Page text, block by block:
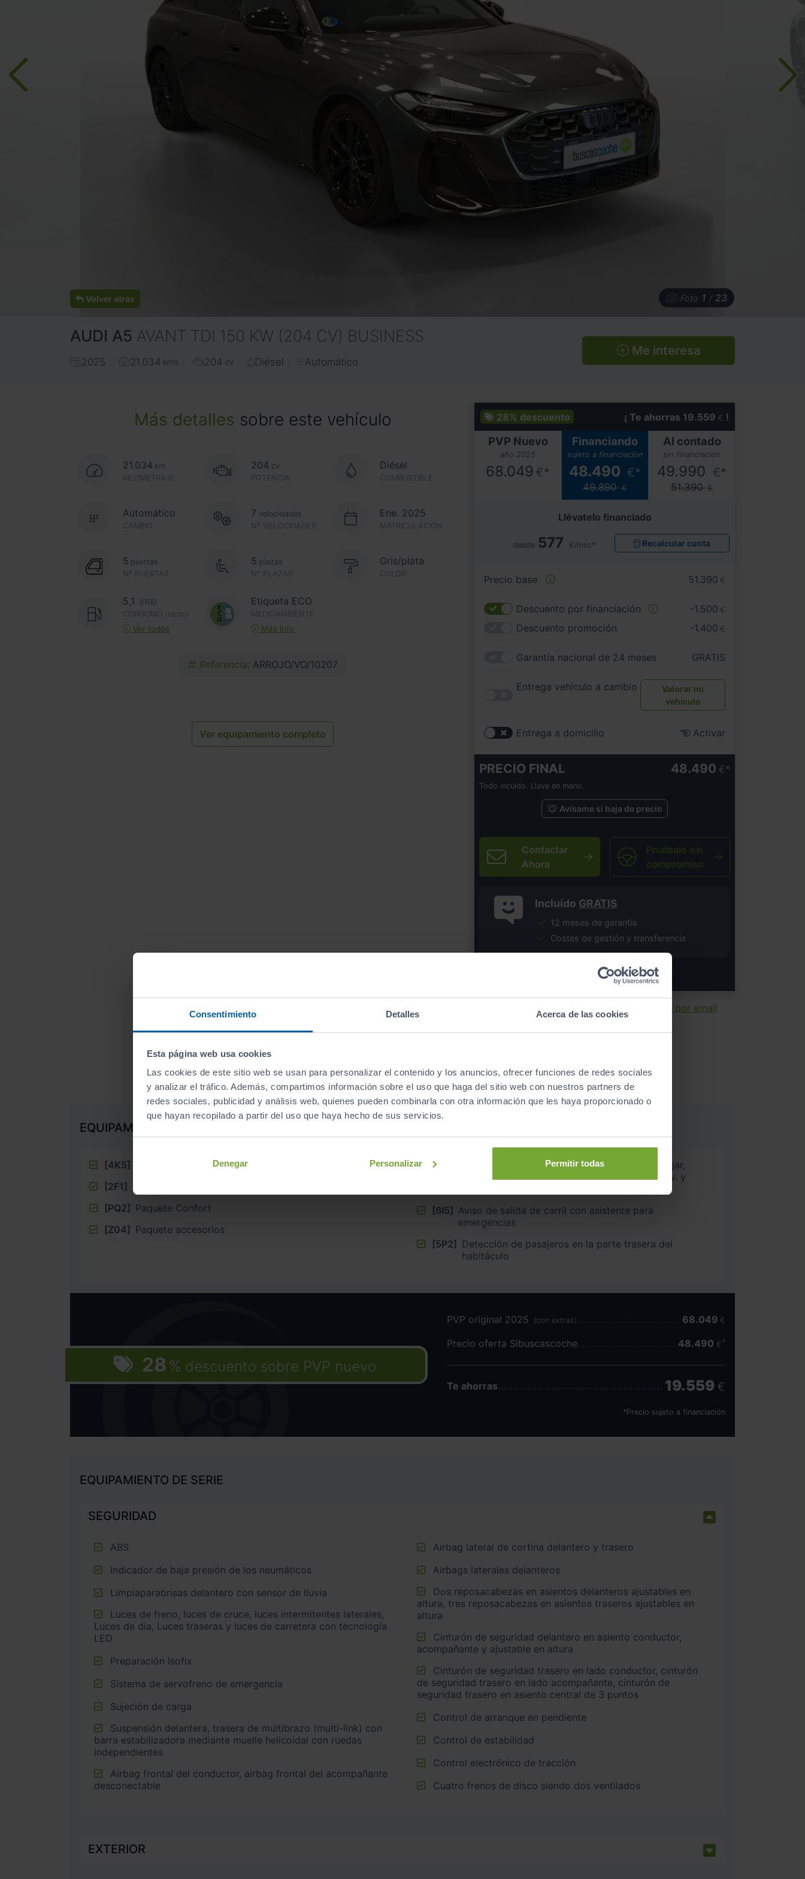
Consentimiento Detalles Acerca de las cookies
Esta página web usa cookies
Las cookies de este sitio web se usan para personalizar el contenido y los anuncios, ofrecer funciones de redes sociales
y analizar el tráfico. Además, compartimos información sobre el uso que haga del sitio web con nuestros partners de
redes sociales, publicidad y análisis web, quienes pueden combinarla con otra información que les haya proporcionado o
que hayan recopilado a partir del uso que haya hecho de sus servicios.
Denegar Personalizar Permitir todas
Volver atrás Foto 1 / 23
AUDI A5 AVANT TDI 150 KW (204 CV) BUSINESS
2025 21.034 kms 204 cv Diésel Automático
Me interesa
Más detalles sobre este vehículo
21.034 km
KILOMETRAJE
204 cv
POTENCIA
Diésel
COMBUSTIBLE
CAMBIO
Automático
Nº VELOCIDADES
7 velocidades Ene. 2025
MATRICULACIÓN
Nº PUERTAS
5 puertas
Nº PLAZAS
5 plazas Gris/plata
COLOR
5,1
l/100
CONSUMO
(MEDIO)
Ver todos
Etiqueta ECO
MEDIOAMBIENTE
Más info
Referencia: ARROJO/VO/10207
Ver equipamiento completo
28% descuento ¡ Te ahorras 19.559 € !
PVP Nuevo
año 2025
68.049 €*
Financiando
sujeto a financiación
48.490 €*
49.890 €
Al contado
sin financiación
49.990 €*
51.390 €
Llévatelo financiado
desde 577 €/mes* Recalcular cuota
Precio base 51.390 €
Descuento por financiación -1.500 €
Descuento promoción -1.400 €
Garantía nacional de 24 meses GRATIS
Entrega vehículo a cambio
Valorar mi
vehículo
Entrega a domicilio Activar
PRECIO FINAL 48.490 €
Todo incuido. Llave en mano.
Avísame si baja de precio
Contactar
Ahora
Pruébalo sin
compromiso
Incluído GRATIS
12 meses de garantía
Costes de gestión y transferencia
* Precio válido salvo error tipográfico.
Imprimir ficha Enviar por email
Equipamientode este vehículo
EQUIPAMIENTO EXTRA
[4K5]
Llave de confort sin SAFELOCK
[2F1]
[PQ2] Paquete Confort
[Z04] Paquete accesorios
[79H]
Aviso de cambio de carril y aviso de pel. al bajar,
sistema de asistencia tra. para el tráfico transv. y
[6I5] Aviso de salida de carril con asistente para
emergencias
[5P2] Detección de pasajeros en la parte trasera del
habitáculo
28 % descuento sobre PVP nuevo
PVP original 2025 (con extras) 68.049 €
Precio oferta Sibuscascoche 48.490 €
Te ahorras 19.559 €
*Precio sujeto a financiación
EQUIPAMIENTO DE SERIE
SEGURIDAD
ABS
Indicador de baja presión de los neumáticos
Limpiaparabrisas delantero con sensor de lluvia
Luces de día, Luces traseras y luces de carretera con tecnología
LED
Preparación Isofix
Sistema de servofreno de emergencia
Sujeción de carga
barra estabilizadora mediante muelle helicoidal con ruedas
independientes
desconectable
Airbag lateral de cortina delantero y trasero
Airbags laterales delanteros
altura, tres reposacabezas en asientos traseros ajustables en
altura
acompañante y ajustable en altura
de seguridad trasero en lado acompañante, cinturón de
seguridad trasero en asiento central de 3 puntos
Control de arranque en pendiente
Control de estabilidad
Control electrónico de tracción
Cuatro frenos de disco siendo dos ventilados
EXTERIOR